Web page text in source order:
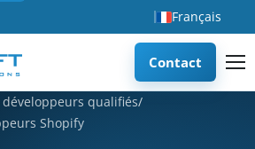
Français
Contact
développeurs qualifiés/
Shopify